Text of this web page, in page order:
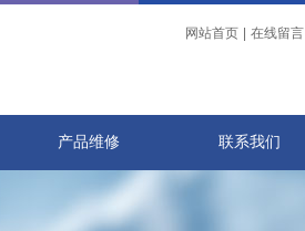
网站首页 在线留言
产品维修 联系我们